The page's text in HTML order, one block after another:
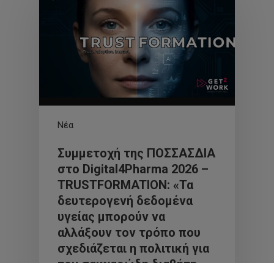
Νέα
Συμμετοχή της ΠΟΣΣΑΣΔΙΑ
στο Digital4Pharma 2026 –
TRUSTFORMATION: «Τα
δευτερογενή δεδομένα
υγείας μπορούν να
αλλάξουν τον τρόπο που
σχεδιάζεται η πολιτική για